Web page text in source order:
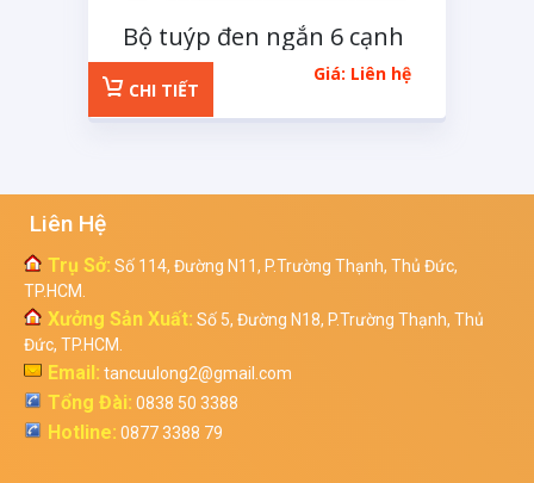
Bộ tuýp đen ngắn 6 cạnh
1/2 inchs 11 chi tiếtGiá: Liên hệ
CHI TIẾT
Liên Hệ
Trụ Sở: Số 114, Đường N11, P.Trường Thạnh, Thủ Đức,
TP.HCM.
Xưởng Sản Xuất: Số 5, Đường N18, P.Trường Thạnh, Thủ
Đức, TP.HCM.
Email: tancuulong2@gmail.com
Tổng Đài: 0838 50 3388
Hotline: 0877 3388 79